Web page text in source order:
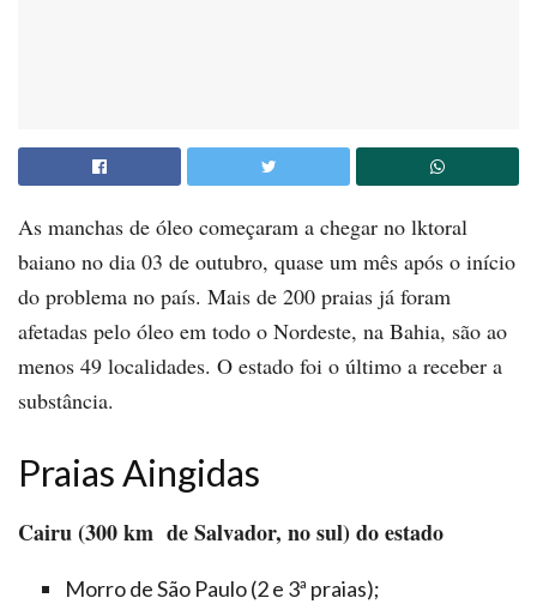
As manchas de óleo começaram a chegar no lktoral
baiano no dia 03 de outubro, quase um mês após o início
do problema no país. Mais de 200 praias já foram
afetadas pelo óleo em todo o Nordeste, na Bahia, são ao
menos 49 localidades. O estado foi o último a receber a
substância.
Praias Aingidas
Cairu (300 km de Salvador, no sul) do estado
Morro de São Paulo (2 e 3ª praias);